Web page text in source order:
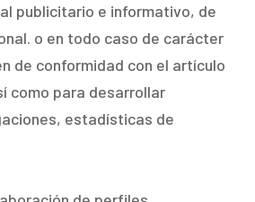
publicitario e informativo, de
o en todo caso de carácter
de conformidad con el artículo
como para desarrollar
estadísticas de